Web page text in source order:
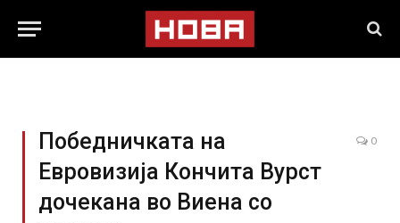
Победничката на
Евровизија Кончита Вурст
дочекана во Виена со
0